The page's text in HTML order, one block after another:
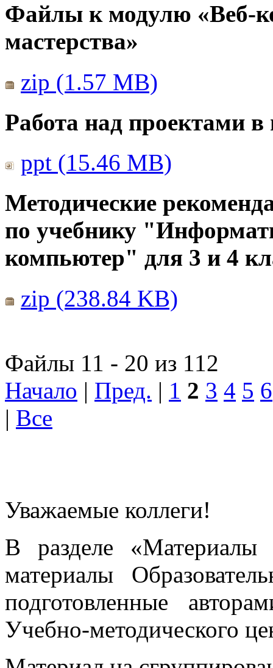
Файлы к модулю «Веб-
мастерства»
zip (1.57 MB)
Работа над проектами
ppt (15.46 MB)
Методические
по учебнику
компьютер" для 3 и 4
zip (238.84 KB)
Файлы 11 - 20 из 112
Начало | Пред. | 1 2 3 4 5 6
| Все
Уважаемые коллеги!
В разделе «Материалы
материалы
подготовленные
Учебно-методического